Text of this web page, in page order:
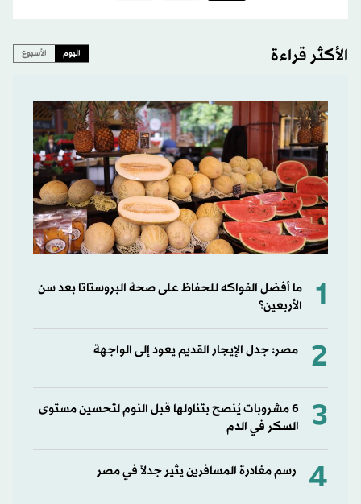
الأكثر قراءة اليوم الأسبوع
1
ما أفضل الفواكه للحفاظ على صحة البروستاتا بعد سن
الأربعين؟
2 مصر: جدل الإيجار القديم يعود إلى الواجهة
3
6 مشروبات يُنصح بتناولها قبل النوم لتحسين مستوى
السكر في الدم
4 رسم مغادرة المسافرين يثير جدلاً في مصر